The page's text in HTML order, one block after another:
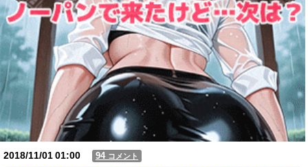
2018/11/0101:00 94 コメント